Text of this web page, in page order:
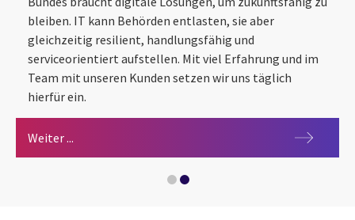
Microsoft Services
bleiben. IT kann Behörden entlasten, sie aber
gleichzeitig resilient, handlungsfähig und
serviceorientiert aufstellen. Mit viel Erfahrung und im
Team mit unseren Kunden setzen wir uns täglich
hierfür ein.
Weiter ...